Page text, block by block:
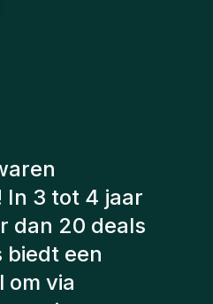
tout en optimisant
Le succès se mesure par
Gentis
gehouden
om ons de
voor te stellen.
we hebben